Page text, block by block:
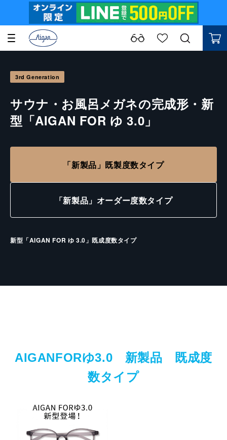
3rd Generation
サウナ・お風呂メガネの完成形・新
型「AIGAN FOR ゆ 3.0」
「新製品」既製度数タイプ
「新製品」オーダー度数タイプ
新型「AIGAN FOR ゆ 3.0」既成度数タイプ
AIGANFORゆ3.0 新製品 既成度
数タイプ